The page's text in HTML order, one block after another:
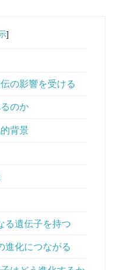
]
の影響を受ける
のか
背景
る遺伝子を持つ
進化につながる